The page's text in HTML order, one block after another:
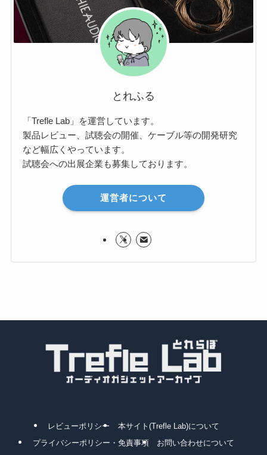
とれふる
「Trefle Lab」を運営しています。
製品レビュー、試聴会の開催、ケーブル等の開発研究
など幅広くやっています。
試聴会への出展企業も募集しております。
運営者について
レビューポリシー
本サイト(Trefle Lab)について
プライバシーポリシー・免責事項
お問い合わせについて